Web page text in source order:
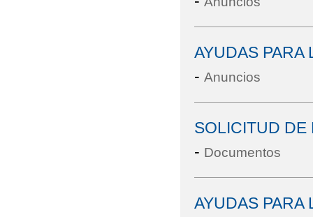
AYUDAS PARA
- Anuncios
SOLICITUD DE
- Documentos
AYUDAS PARA